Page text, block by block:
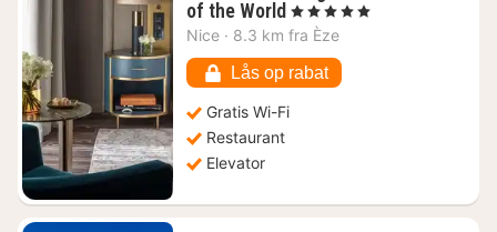
of the World 1
nat
6059
kr.
, 5 Stjerner
Nice · 8.3 km fra Èze
Lås op rabat
Gratis Wi-Fi
Restaurant
Elevator